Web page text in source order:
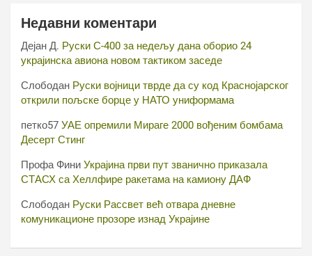
Недавни коментари
Дејан Д. Руски С-400 за недељу дана оборио 24
украјинска авиона новом тактиком заседе
Слободан Руски војници тврде да су код Краснојарског
открили пољске борце у НАТО униформама
петко57 УАЕ опремили Мираге 2000 вођеним бомбама
Десерт Стинг
Профа Фини Украјина први пут званично приказала
СТАСХ са Хеллфире ракетама на камиону ДАФ
Слободан Руски Рассвет већ отвара дневне
комуникационе прозоре изнад Украјине